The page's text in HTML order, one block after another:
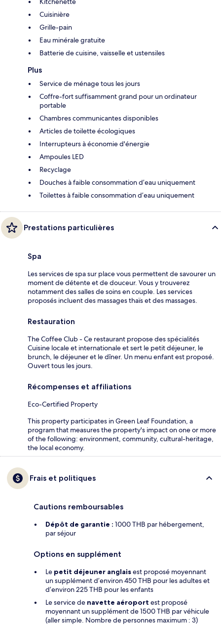
Cuisinière
Grille-pain
Eau minérale gratuite
Batterie de cuisine, vaisselle et ustensiles
Plus
Service de ménage tous les jours
Coffre-fort suffisamment grand pour un ordinateur
portable
Chambres communicantes disponibles
Articles de toilette écologiques
Interrupteurs à économie d'énergie
Ampoules LED
Recyclage
Douches à faible consommation d’eau uniquement
Toilettes à faible consommation d’eau uniquement
Prestations particulières
Spa
Les services de spa sur place vous permettent de savourer un
moment de détente et de douceur. Vous y trouverez
notamment des salles de soins en couple. Les services
proposés incluent des massages thaïs et des massages.
Restauration
The Coffee Club - Ce restaurant propose des spécialités
Cuisine locale et internationale et sert le petit déjeuner, le
brunch, le déjeuner et le dîner. Un menu enfant est proposé.
Ouvert tous les jours.
Récompenses et affiliations
Eco-Certified Property
This property participates in Green Leaf Foundation, a
program that measures the property's impact on one or more
of the following: environment, community, cultural-heritage,
the local economy.
Frais et politiques
Cautions remboursables
Dépôt de garantie : 1000 THB par hébergement,
par séjour
Options en supplément
Le petit déjeuner anglaisest proposé moyennant
un supplément d’environ 450 THB pour les adultes et
d’environ 225 THB pour les enfants
Le service de navette aéroport est proposé
moyennant un supplément de 1500 THB par véhicule
(aller simple. Nombre de personnes maximum : 3)